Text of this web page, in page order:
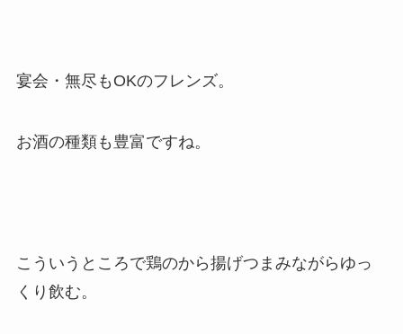
宴会・無尽もOKのフレンズ。
お酒の種類も豊富ですね。
こういうところで鶏のから揚げつまみながらゆっ
くり飲む。